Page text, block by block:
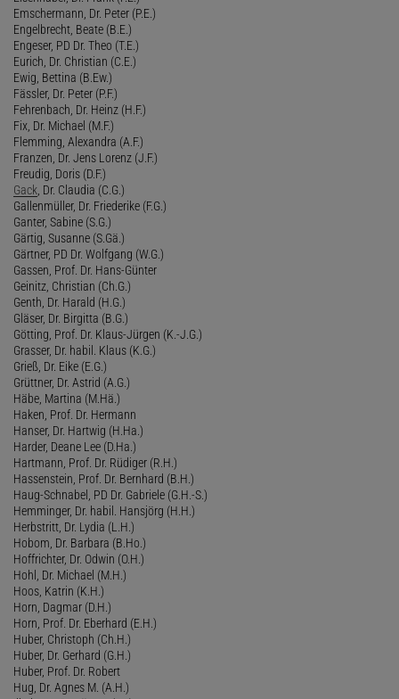
Emschermann, Dr. Peter (P.E.)
Engelbrecht, Beate (B.E.)
Engeser, PD Dr. Theo (T.E.)
Eurich, Dr. Christian (C.E.)
Ewig, Bettina (B.Ew.)
Fässler, Dr. Peter (P.F.)
Fehrenbach, Dr. Heinz (H.F.)
Fix, Dr. Michael (M.F.)
Flemming, Alexandra (A.F.)
Franzen, Dr. Jens Lorenz (J.F.)
Freudig, Doris (D.F.)
Gack , Dr. Claudia (C.G.)
Gallenmüller, Dr. Friederike (F.G.)
Ganter, Sabine (S.G.)
Gärtig, Susanne (S.Gä.)
Gärtner, PD Dr. Wolfgang (W.G.)
Gassen, Prof. Dr. Hans-Günter
Geinitz, Christian (Ch.G.)
Genth, Dr. Harald (H.G.)
Gläser, Dr. Birgitta (B.G.)
Götting, Prof. Dr. Klaus-Jürgen (K.-J.G.)
Grasser, Dr. habil. Klaus (K.G.)
Grieß, Dr. Eike (E.G.)
Grüttner, Dr. Astrid (A.G.)
Häbe, Martina (M.Hä.)
Haken, Prof. Dr. Hermann
Hanser, Dr. Hartwig (H.Ha.)
Harder, Deane Lee (D.Ha.)
Hartmann, Prof. Dr. Rüdiger (R.H.)
Hassenstein, Prof. Dr. Bernhard (B.H.)
Haug-Schnabel, PD Dr. Gabriele (G.H.-S.)
Hemminger, Dr. habil. Hansjörg (H.H.)
Herbstritt, Dr. Lydia (L.H.)
Hobom, Dr. Barbara (B.Ho.)
Hoffrichter, Dr. Odwin (O.H.)
Hohl, Dr. Michael (M.H.)
Hoos, Katrin (K.H.)
Horn, Dagmar (D.H.)
Horn, Prof. Dr. Eberhard (E.H.)
Huber, Christoph (Ch.H.)
Huber, Dr. Gerhard (G.H.)
Huber, Prof. Dr. Robert
Hug, Dr. Agnes M. (A.H.)